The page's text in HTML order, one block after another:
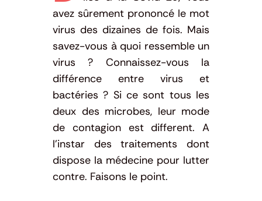
avez sûrement prononcé le mot
virus des dizaines de fois. Mais
savez-vous à quoi ressemble un
virus ? Connaissez-vous la
différence entre virus et
bactéries ? Si ce sont tous les
deux des microbes, leur mode
de contagion est different. A
l’instar des traitements dont
dispose la médecine pour lutter
contre. Faisons le point.